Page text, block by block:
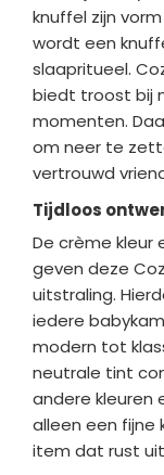
knuffel zijn
wordt een
slaapritueel.
biedt troost bij
momenten.
om neer te
vertrouwd
Tijdloos
De crème kleur
geven deze
uitstraling.
iedere
modern tot
neutrale tint
andere kleuren
alleen een fijne
item dat rust